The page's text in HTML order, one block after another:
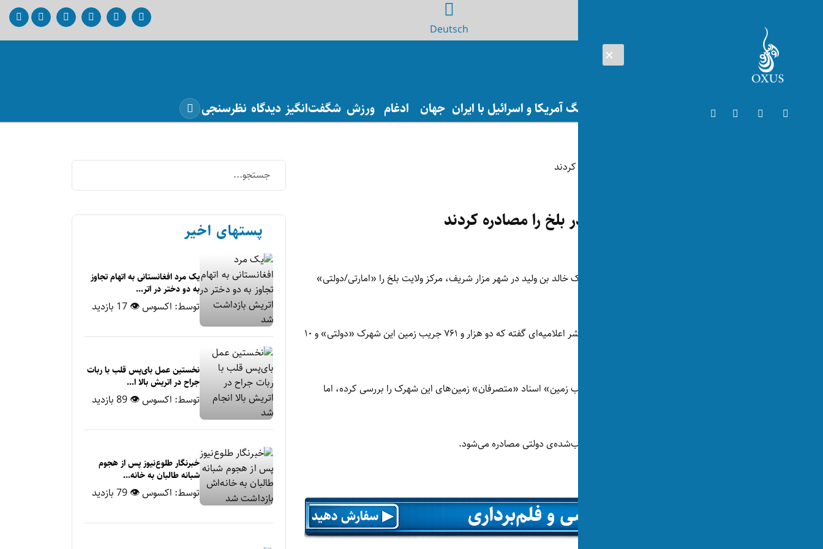
Deutsch
افغانستان جنگ آمریکا و اسرائیل با ایران جهان ادغام ورزش شگفت‌انگیز دیدگاه نظرسنجی
طالبان شهرک خالد بن ولید در بلخ را مصادره کردند
وزارت عدلیه طالبان اعلام کرد که این گروه شهرک خالد بن ولید در شهر مزار شریف، مرکز ولایت بلخ را «امارتی/دولتی»
وزارت عدلیه طالبان روز سه‌شنبه، ۲۷ سنبله با نشر اعلامیه‌ای گفته که دو هزار و ۷۶۱ جریب زمین این شهرک «دولتی» و ۱۰
طالبان گفته‌اند که «کمیسیون جلوگیری از غصب زمین» اسناد «متصرفان» زمین‌های این شهرک را بررسی کرده، اما
از همین رو، این شهرک به عنوان زمین‌های غصب‌شده‌ی دولتی مصادره می‌شود.
پستهای اخیر
یک مرد افغانستانی به اتهام تجاوز
به دو دختر در اتر...
توسط: اکسوس👁 17 بازدید
نخستین عمل بای‌پس قلب با ربات
جراح در اتریش بالا ا...
توسط: اکسوس👁 89 بازدید
خبرنگار طلوع‌نیوز پس از هجوم
شبانه طالبان به خانه‌...
توسط: اکسوس👁 79 بازدید